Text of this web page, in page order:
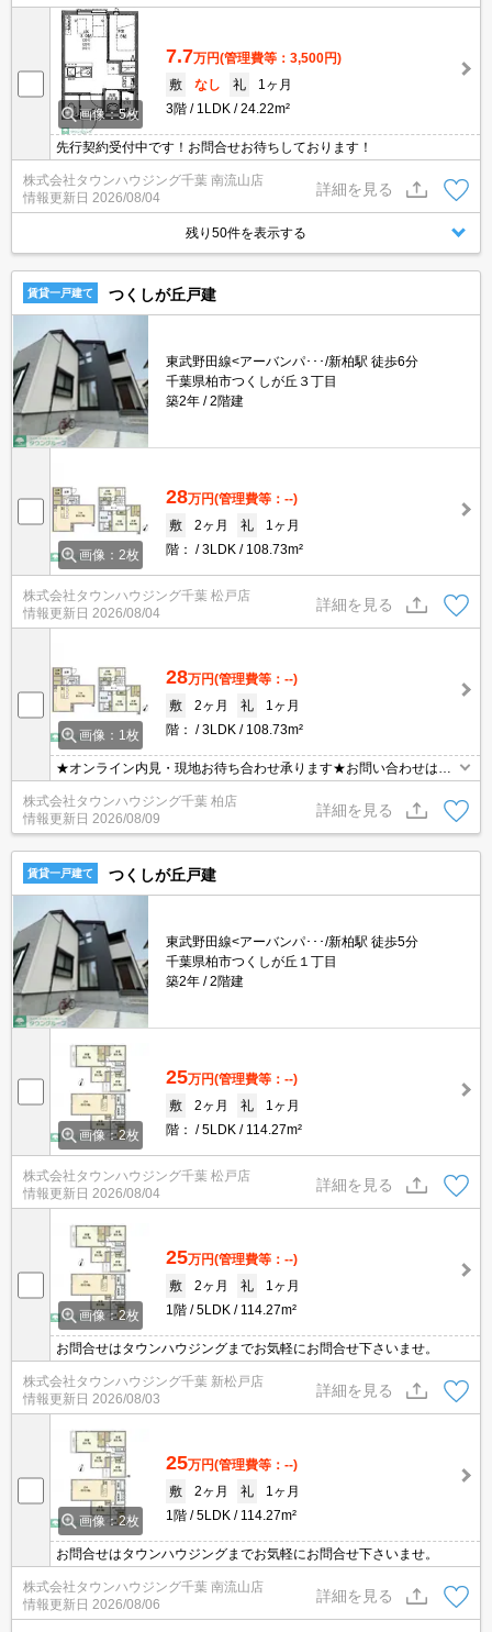
画像：5枚
7.7万円(管理費等：3,500円)
敷
なし 礼
1ヶ月
3階
1LDK 24.22m²
先行契約受付中です！お問合せお待ちしております！
株式会社タウンハウジング千葉 南流山店
情報更新日 2026/08/04
詳細を見る
残り50件を表示する
賃貸一戸建て つくしが丘戸建
東武野田線<アーバンパ･･･/新柏駅 徒歩6分
千葉県柏市つくしが丘３丁目
築2年
2階建
画像：2枚
28万円(管理費等：--)
敷
2ヶ月 礼
1ヶ月
階：
3LDK 108.73m²
株式会社タウンハウジング千葉 松戸店
情報更新日 2026/08/04
詳細を見る
画像：1枚
28万円(管理費等：--)
敷
2ヶ月 礼
1ヶ月
階：
3LDK 108.73m²
★オンライン内見・現地お待ち合わせ承ります★お問い合わせはタ
ウンハウジングまでお気軽にご連絡下さいLINE等のやり取りも可能
でございます！
株式会社タウンハウジング千葉 柏店
情報更新日 2026/08/09
詳細を見る
賃貸一戸建て つくしが丘戸建
東武野田線<アーバンパ･･･/新柏駅 徒歩5分
千葉県柏市つくしが丘１丁目
築2年
2階建
画像：2枚
25万円(管理費等：--)
敷
2ヶ月 礼
1ヶ月
階：
5LDK 114.27m²
株式会社タウンハウジング千葉 松戸店
情報更新日 2026/08/04
詳細を見る
画像：2枚
25万円(管理費等：--)
敷
2ヶ月 礼
1ヶ月
1階
5LDK 114.27m²
お問合せはタウンハウジングまでお気軽にお問合せ下さいませ。
株式会社タウンハウジング千葉 新松戸店
情報更新日 2026/08/03
詳細を見る
画像：2枚
25万円(管理費等：--)
敷
2ヶ月 礼
1ヶ月
1階
5LDK 114.27m²
お問合せはタウンハウジングまでお気軽にお問合せ下さいませ。
株式会社タウンハウジング千葉 南流山店
情報更新日 2026/08/06
詳細を見る